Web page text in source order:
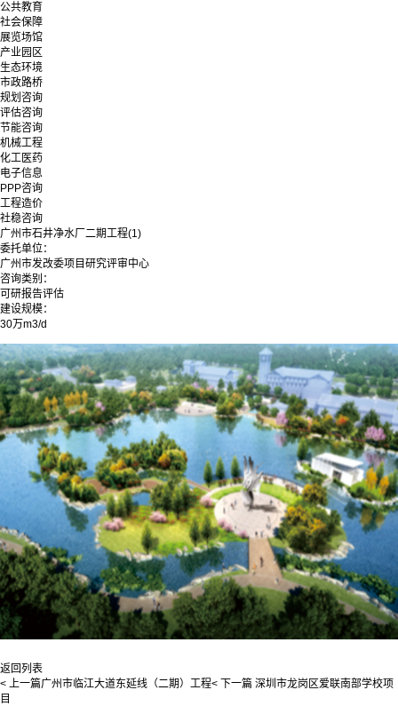
公共教育
社会保障
展览场馆
产业园区
生态环境
市政路桥
规划咨询
评估咨询
节能咨询
机械工程
化工医药
电子信息
PPP咨询
工程造价
社稳咨询
广州市石井净水厂二期工程(1)
委托单位：
广州市发改委项目研究评审中心
咨询类别：
可研报告评估
建设规模：
30万m3/d
返回列表
< 上一篇广州市临江大道东延线（二期）工程< 下一篇 深圳市龙岗区爱联南部学校项
目